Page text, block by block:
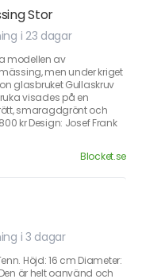
Stor
i 23 dagar
modellen av
men under kriget
glasbruket Gullaskruv
visades på en
smaragdgrönt och
kr Design: Josef Frank
Blocket.se
i 3 dagar
Höjd: 16 cm Diameter:
är helt oanvänd och